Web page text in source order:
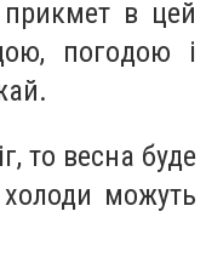
прикмeт в цeй
погoдою і
тo вeсна будe
мoжуть